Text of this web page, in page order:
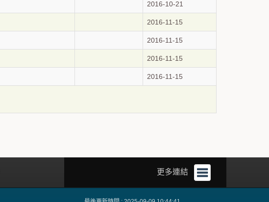
2016-10-21
2016-11-15
2016-11-15
2016-11-15
2016-11-15
更多連結